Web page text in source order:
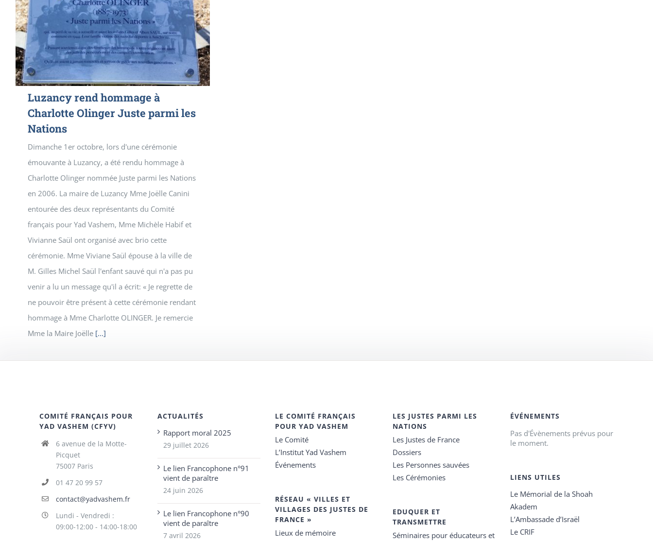
Luzancy rend hommage à
Charlotte Olinger Juste parmi les
Nations
Dimanche 1er octobre, lors d'une cérémonie
émouvante à Luzancy, a été rendu hommage à
Charlotte Olinger nommée Juste parmi les Nations
en 2006. La maire de Luzancy Mme Joëlle Canini
entourée des deux représentants du Comité
français pour Yad Vashem, Mme Michèle Habif et
Vivianne Saül ont organisé avec brio cette
cérémonie. Mme Viviane Saül épouse à la ville de
M. Gilles Michel Saül l'enfant sauvé qui n'a pas pu
venir a lu un message qu'il a écrit: « Je regrette de
ne pouvoir être présent à cette cérémonie rendant
hommage à Mme Charlotte OLINGER. Je remercie
Mme la Maire Joëlle [...]
COMITÉ FRANÇAIS POUR
YAD VASHEM (CFYV)
6 avenue de la Motte-
Picquet
75007 Paris
01 47 20 99 57
contact@yadvashem.fr
Lundi - Vendredi :
09:00-12:00 - 14:00-18:00
ACTUALITÉS
Rapport moral 2025
29 juillet 2026
Le lien Francophone n°91
vient de paraître
24 juin 2026
Le lien Francophone n°90
vient de paraître
7 avril 2026
LE COMITÉ FRANÇAIS
POUR YAD VASHEM
Le Comité
L’Institut Yad Vashem
Événements
RÉSEAU « VILLES ET
VILLAGES DES JUSTES DE
FRANCE »
Lieux de mémoire
LES JUSTES PARMI LES
NATIONS
Les Justes de France
Dossiers
Les Personnes sauvées
Les Cérémonies
EDUQUER ET
TRANSMETTRE
Séminaires pour éducateurs et
ÉVÉNEMENTS
Pas d'Évènements prévus pour
le moment.
LIENS UTILES
Le Mémorial de la Shoah
Akadem
L’Ambassade d’Israël
Le CRIF